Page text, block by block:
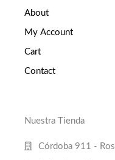
About
My Account
Cart
Contact
Nuestra Tienda
Córdoba 911 -